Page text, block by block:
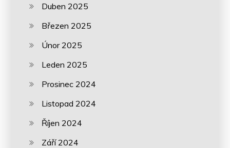
Duben 2025
Březen 2025
Únor 2025
Leden 2025
Prosinec 2024
Listopad 2024
Říjen 2024
Září 2024